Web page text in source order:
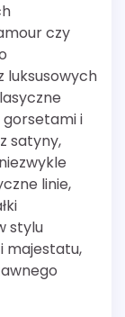
czy
luksusowych
i
satyny,
linie,
stylu
majestatu,